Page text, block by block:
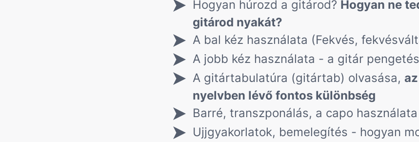
Hogyan húrozd a gitárod? Hogyan ne
gitárod nyakát?
A bal kéz használata (Fekvés,
A jobb kéz használata - a gitár
A gitártabulatúra (gitártab) olvasása,
nyelvben lévő fontos különbség
Barré, transzponálás, a capo használata
Ujjgyakorlatok, bemelegítés - hogyan